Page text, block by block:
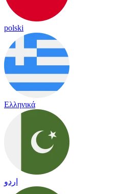
polski
Ελληνικά
اردو